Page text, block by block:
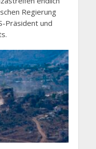
Regierung
Präsident und